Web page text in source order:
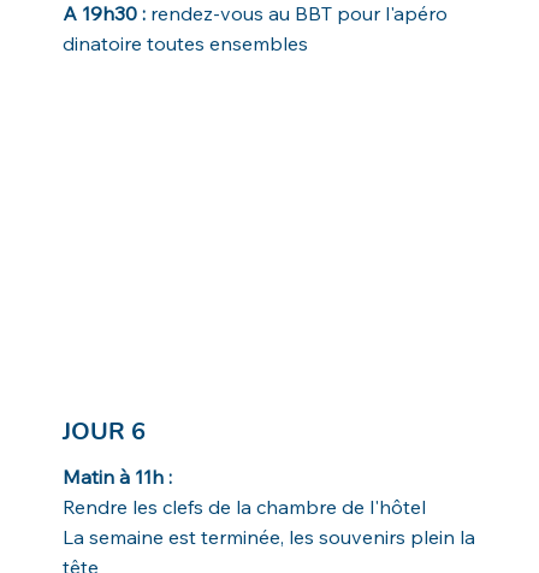
A 19h30 :rendez-vous au BBT pour l'apéro
dinatoire toutes ensembles
JOUR 6
Matin à 11h :
Rendre les clefs de la chambre de l'hôtel
La semaine est terminée, les souvenirs plein la
tête